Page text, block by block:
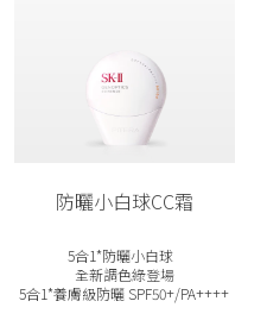
防曬小白球CC霜
5合1*防曬小白球
全新調色綠登場
5合1*養膚級防曬 SPF50+/PA++++